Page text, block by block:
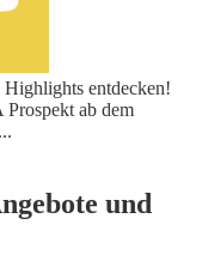
entdecken!
ab dem
...
und